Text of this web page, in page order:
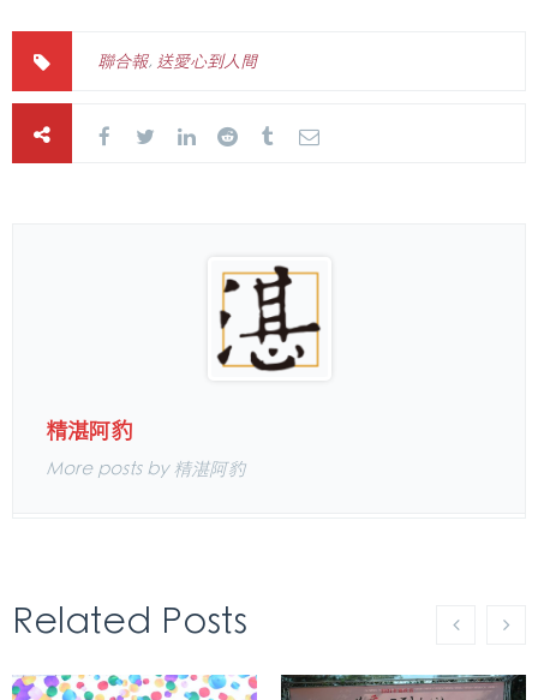
聯合報, 送愛心到人間
精湛阿豹
More posts by 精湛阿豹
Related Posts